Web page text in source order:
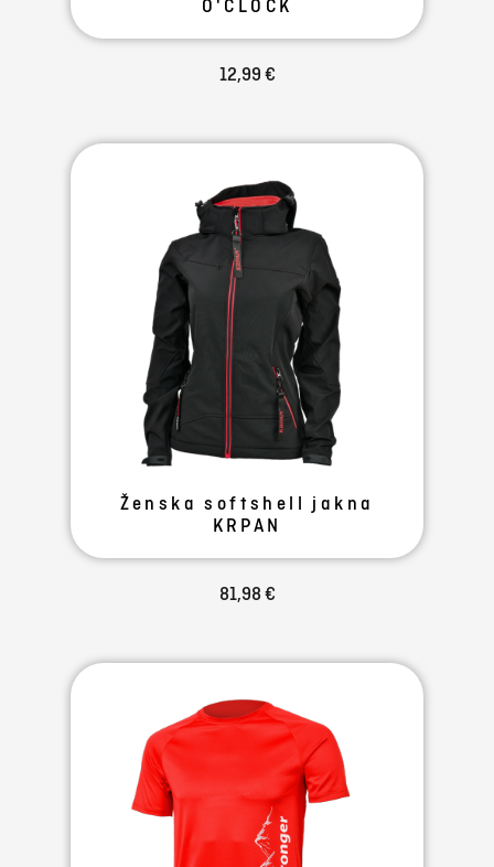
O'CLOCK
12,99 €
Ženska softshell jakna
KRPAN
81,98 €